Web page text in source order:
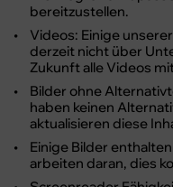
bereitzustellen.
Videos: Einige
derzeit nicht über
Zukunft alle Videos
Bilder ohne
haben keinen
aktualisieren diese
Einige Bilder
arbeiten daran, dies